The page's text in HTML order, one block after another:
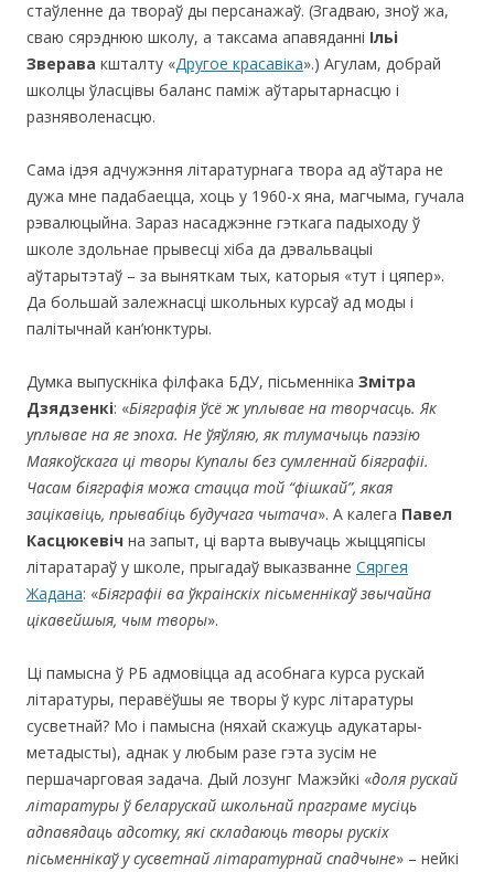
стаўленне да твораў ды персанажаў. (Згадваю, зноў жа,
сваю сярэднюю школу, а таксама апавяданні Ільі
Зверава кшталту «Другое красавіка».) Агулам, добрай
школцы ўласцівы баланс паміж аўтарытарнасцю і
разняволенасцю.
Сама ідэя адчужэння літаратурнага твора ад аўтара не
дужа мне падабаецца, хоць у 1960-х яна, магчыма, гучала
рэвалюцыйна. Зараз насаджэнне гэткага падыходу ў
школе здольнае прывесці хіба да дэвальвацыі
аўтарытэтаў – за выняткам тых, каторыя «тут і цяпер».
Да большай залежнасці школьных курсаў ад моды і
палітычнай кан’юнктуры.
Думка выпускніка філфака БДУ, пісьменніка Змітра
Дзядзенкі: «Біяграфія ўсё ж уплывае на творчасць. Як
уплывае на яе эпоха. Не ўяўляю, як тлумачыць паэзію
Маякоўскага ці творы Купалы без сумленнай біяграфіі.
Часам біяграфія можа стацца той “фішкай”, якая
зацікавіць, прывабіць будучага чытача». А калега Павел
Касцюкевіч на запыт, ці варта вывучаць жыццяпісы
літаратараў у школе, прыгадаў выказванне Сяргея
Жадана: «Біяграфіі ва ўкраінскіх пісьменнікаўзвычайна
цікавейшыя, чым творы».
Ці памысна ў РБ адмовіцца ад асобнага курса рускай
літаратуры, перавёўшы яе творы ў курс літаратуры
сусветнай? Мо і памысна (няхай скажуць адукатары-
метадысты), аднак у любым разе гэта зусім не
першачарговая задача. Дый лозунг Мажэйкі «доля рускай
літаратуры ў беларускай школьнай праграме мусіць
адпавядаць адсотку, які складаюць творы рускіх
пісьменнікаў у сусветнай літаратурнай спадчыне» – нейкі